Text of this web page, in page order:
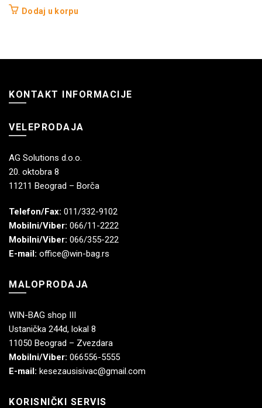
Dodaj u korpu
KONTAKT INFORMACIJE
VELEPRODAJA
AG Solutions d.o.o.
20. oktobra 8
11211 Beograd – Borča
Telefon/Fax: 011/332-9102
Mobilni/Viber: 066/11-2222
Mobilni/Viber: 066/355-222
E-mail: office@win-bag.rs
MALOPRODAJA
WIN-BAG shop III
Ustanička 244d, lokal 8
11050 Beograd – Zvezdara
Mobilni/Viber: 066556-5555
E-mail: kesezausisivac@gmail.com
KORISNIČKI SERVIS